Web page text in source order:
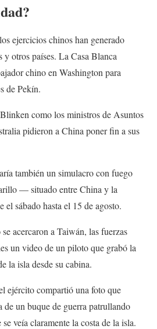
ejercicios chinos han generado
otros países. La Casa Blanca
chino en Washington para
de Pekín.
como los ministros de Asuntos
pidieron a China poner fin a sus
también un simulacro con fuego
— situado entre China y la
el sábado hasta el 15 de agosto.
acercaron a Taiwán, las fuerzas
un video de un piloto que grabó la
la isla desde su cabina.
ejército compartió una foto que
de un buque de guerra patrullando
veía claramente la costa de la isla.